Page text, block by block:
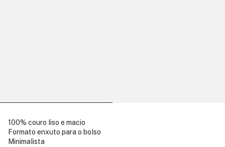
100% couro liso e macio
Formato enxuto para o bolso
Minimalista